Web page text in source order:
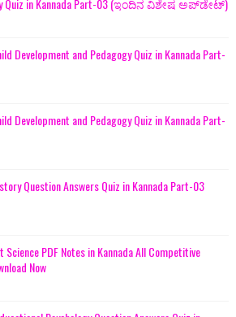
Quiz in Kannada Part-03 (ಇಂದಿನ ವಿಶೇಷ ಅಪ್‌ಡೇಟ್)
Development and Pedagogy Quiz in Kannada Part-
Development and Pedagogy Quiz in Kannada Part-
Question Answers Quiz in Kannada Part-03
Science PDF Notes in Kannada All Competitive
Now